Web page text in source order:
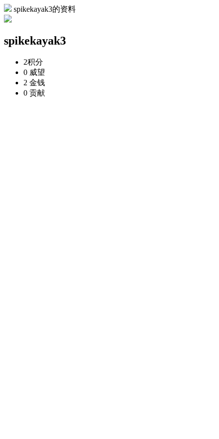
spikekayak3的资料
spikekayak3
2积分
0 威望
2 金钱
0 贡献